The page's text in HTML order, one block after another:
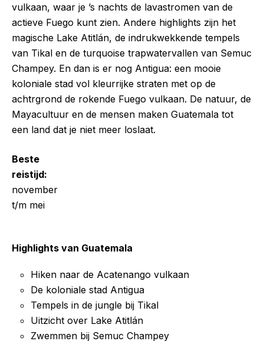
vulkaan, waar je ’s nachts de lavastromen van de
actieve Fuego kunt zien. Andere highlights zijn het
magische Lake Atitlán, de indrukwekkende tempels
van Tikal en de turquoise trapwatervallen van Semuc
Champey. En dan is er nog Antigua: een mooie
koloniale stad vol kleurrijke straten met op de
achtrgrond de rokende Fuego vulkaan. De natuur, de
Mayacultuur en de mensen maken Guatemala tot
een land dat je niet meer loslaat.
Beste
reistijd:
november
t/m mei
Highlights van Guatemala
Hiken naar de Acatenango vulkaan
De koloniale stad Antigua
Tempels in de jungle bij Tikal
Uitzicht over Lake Atitlán
Zwemmen bij Semuc Champey